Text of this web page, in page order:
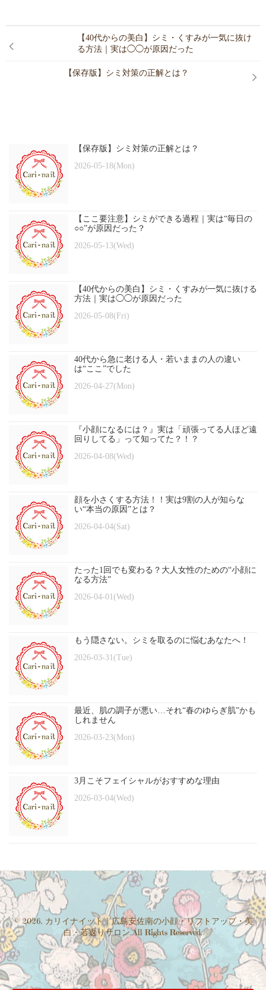
【40代からの美白】シミ・くすみが一気に抜け
る方法｜実は◯◯が原因だった
【保存版】シミ対策の正解とは？
【保存版】シミ対策の正解とは？
2026-05-18(Mon)
【ここ要注意】シミができる過程｜実は“毎日の
○○”が原因だった？
2026-05-13(Wed)
【40代からの美白】シミ・くすみが一気に抜ける
方法｜実は◯◯が原因だった
2026-05-08(Fri)
40代から急に老ける人・若いままの人の違い
は“ここ”でした
2026-04-27(Mon)
『小顔になるには？』実は「頑張ってる人ほど遠
回りしてる」って知ってた？！？
2026-04-08(Wed)
顔を小さくする方法！！実は9割の人が知らな
い“本当の原因”とは？
2026-04-04(Sat)
たった1回でも変わる？大人女性のための“小顔に
なる方法”
2026-04-01(Wed)
もう隠さない。シミを取るのに悩むあなたへ！
2026-03-31(Tue)
最近、肌の調子が悪い…それ“春のゆらぎ肌”かも
しれません
2026-03-23(Mon)
3月こそフェイシャルがおすすめな理由
2026-03-04(Wed)
© 2026. カリイナイット｜広島安佐南の小顔・リフトアップ・美
白・若返りサロン All Rights Reserved.